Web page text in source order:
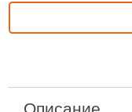
Описание